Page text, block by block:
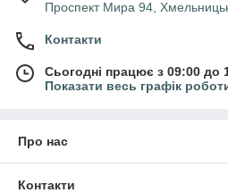
Проспект Мира 94,
Контакти
Сьогодні працює з 09:00 до
Показати весь графік
Про нас
Контакти